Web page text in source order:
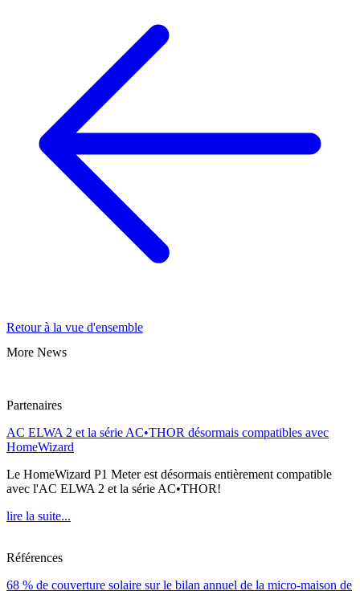
Retour à la vue d'ensemble
More News
Partenaires
AC ELWA 2 et la série AC•THOR désormais compatibles avec
HomeWizard
Le HomeWizard P1 Meter est désormais entièrement compatible
avec l'AC ELWA 2 et la série AC•THOR!
lire la suite...
Références
68 % de couverture solaire sur le bilan annuel de la micro-maison de